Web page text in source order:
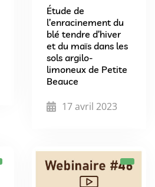
Étude de
l’enracinement du
blé tendre d’hiver
et du maïs dans les
sols argilo-
limoneux de Petite
Beauce
17 avril 2023